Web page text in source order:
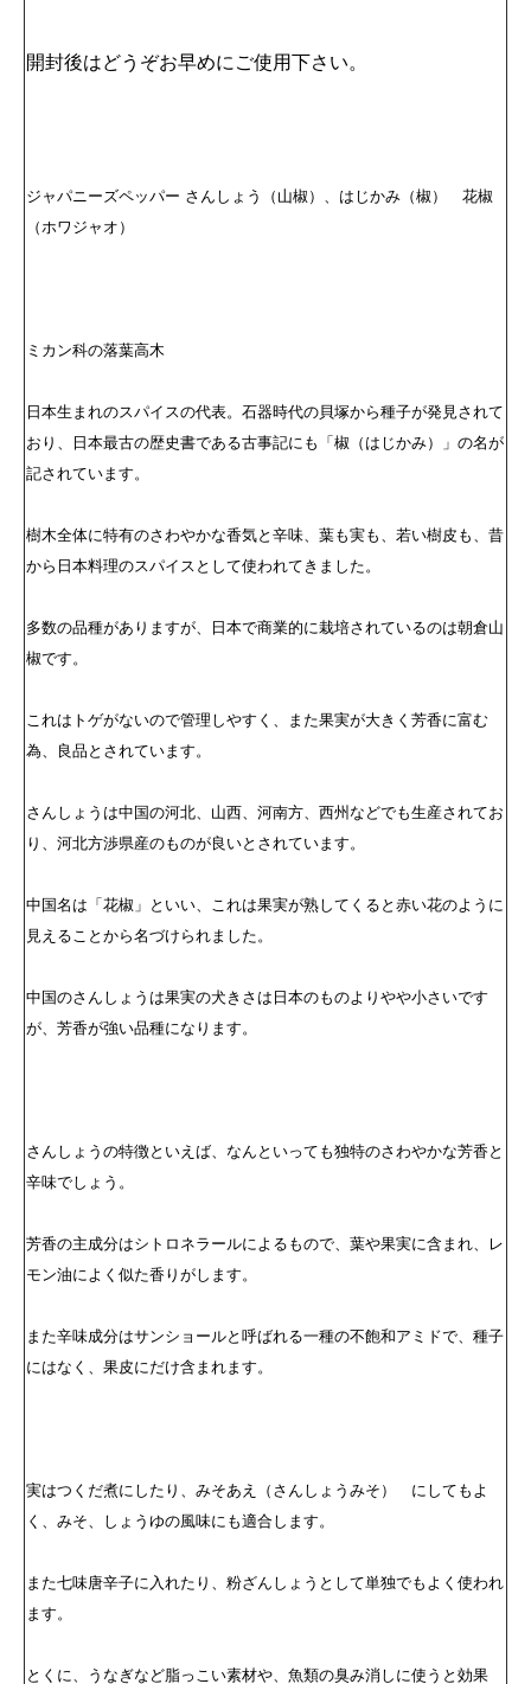
開封後はどうぞお早めにご使用下さい。
ジャパニーズペッパー さんしょう（山椒）、はじかみ（椒） 花椒
（ホワジャオ）
ミカン科の落葉高木
日本生まれのスパイスの代表。石器時代の貝塚から種子が発見されて
おり、日本最古の歴史書である古事記にも「椒（はじかみ）」の名が
記されています。
樹木全体に特有のさわやかな香気と辛味、葉も実も、若い樹皮も、昔
から日本料理のスパイスとして使われてきました。
多数の品種がありますが、日本で商業的に栽培されているのは朝倉山
椒です。
これはトゲがないので管理しやすく、また果実が大きく芳香に富む
為、良品とされています。
さんしょうは中国の河北、山西、河南方、西州などでも生産されてお
り、河北方渉県産のものが良いとされています。
中国名は「花椒」といい、これは果実が熟してくると赤い花のように
見えることから名づけられました。
中国のさんしょうは果実の犬きさは日本のものよりやや小さいです
が、芳香が強い品種になります。
さんしょうの特徴といえば、なんといっても独特のさわやかな芳香と
辛味でしょう。
芳香の主成分はシトロネラールによるもので、葉や果実に含まれ、レ
モン油によく似た香りがします。
また辛味成分はサンショールと呼ばれる一種の不飽和アミドで、種子
にはなく、果皮にだけ含まれます。
実はつくだ煮にしたり、みそあえ（さんしょうみそ） にしてもよ
く、みそ、しょうゆの風味にも適合します。
また七味唐辛子に入れたり、粉ざんしょうとして単独でもよく使われ
ます。
とくに、うなぎなど脂っこい素材や、魚類の臭み消しに使うと効果